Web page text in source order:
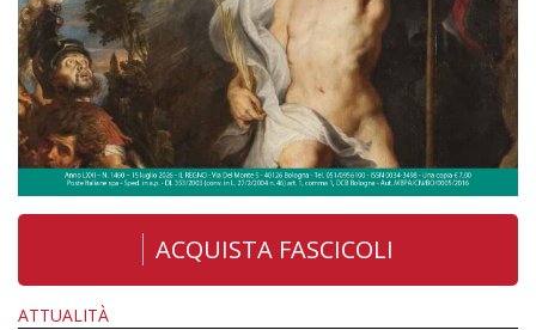
ACQUISTA FASCICOLI
ATTUALITÀ